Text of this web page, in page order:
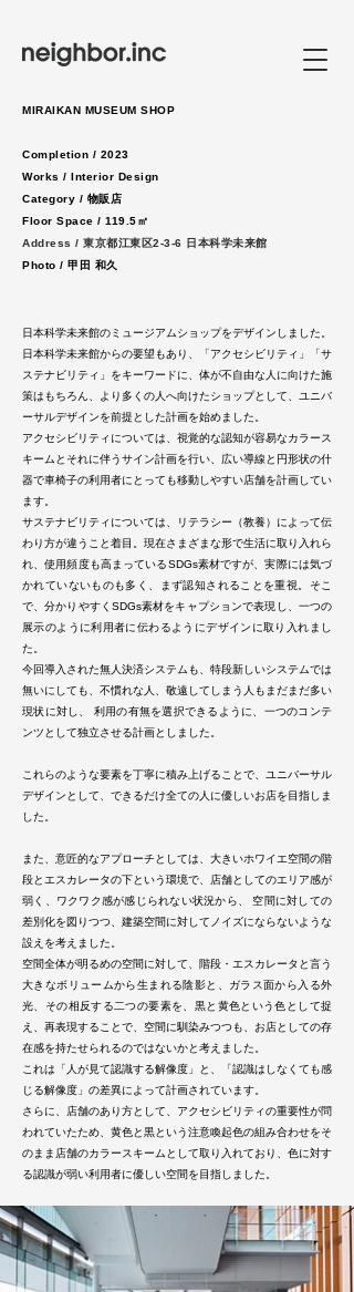
MIRAIKAN MUSEUM SHOP
Completion / 2023
Works / Interior Design
Category / 物販店
Floor Space / 119.5㎡
Address / 東京都江東区2-3-6 日本科学未来館
Photo / 甲田 和久
日本科学未来館のミュージアムショップをデザインしました。
日本科学未来館からの要望もあり、「アクセシビリティ」「サ
ステナビリティ」をキーワードに、体が不自由な人に向けた施
策はもちろん、より多くの人へ向けたショップとして、ユニバ
ーサルデザインを前提とした計画を始めました。
アクセシビリティについては、視覚的な認知が容易なカラース
キームとそれに伴うサイン計画を行い、広い導線と円形状の什
器で車椅子の利用者にとっても移動しやすい店舗を計画してい
ます。
サステナビリティについては、リテラシー（教養）によって伝
わり方が違うこと着目。現在さまざまな形で生活に取り入れら
れ、使用頻度も高まっているSDGs素材ですが、実際には気づ
かれていないものも多く、まず認知されることを重視。そこ
で、分かりやすくSDGs素材をキャプションで表現し、一つの
展示のように利用者に伝わるようにデザインに取り入れまし
た。
今回導入された無人決済システムも、特段新しいシステムでは
無いにしても、不慣れな人、敬遠してしまう人もまだまだ多い
現状に対し、 利用の有無を選択できるように、一つのコンテ
ンツとして独立させる計画としました。
これらのような要素を丁寧に積み上げることで、ユニバーサル
デザインとして、できるだけ全ての人に優しいお店を目指しま
した。
また、意匠的なアプローチとしては、大きいホワイエ空間の階
段とエスカレータの下という環境で、店舗としてのエリア感が
弱く、ワクワク感が感じられない状況から、 空間に対しての
差別化を図りつつ、建築空間に対してノイズにならないような
設えを考えました。
空間全体が明るめの空間に対して、階段・エスカレータと言う
大きなボリュームから生まれる陰影と、ガラス面から入る外
光、その相反する二つの要素を、黒と黄色という色として捉
え、再表現することで、空間に馴染みつつも、お店としての存
在感を持たせられるのではないかと考えました。
これは「人が見て認識する解像度」と、「認識はしなくても感
じる解像度」の差異によって計画されています。
さらに、店舗のあり方として、アクセシビリティの重要性が問
われていたため、黄色と黒という注意喚起色の組み合わせをそ
のまま店舗のカラースキームとして取り入れており、色に対す
る認識が弱い利用者に優しい空間を目指しました。